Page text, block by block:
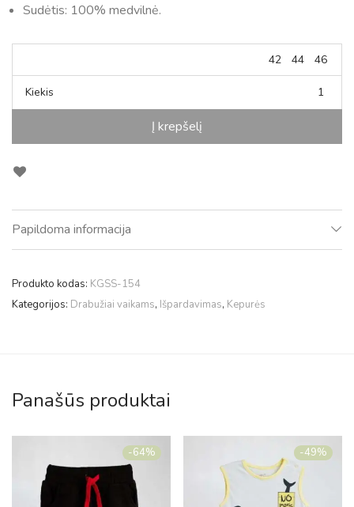
Sudėtis: 100% medvilnė.
42 44 46
Kiekis
Į krepšelį
Papildoma informacija
Produkto kodas: KGSS-154
Kategorijos: Drabužiai vaikams, Išpardavimas, Kepurės
Panašūs produktai
-64% -49%